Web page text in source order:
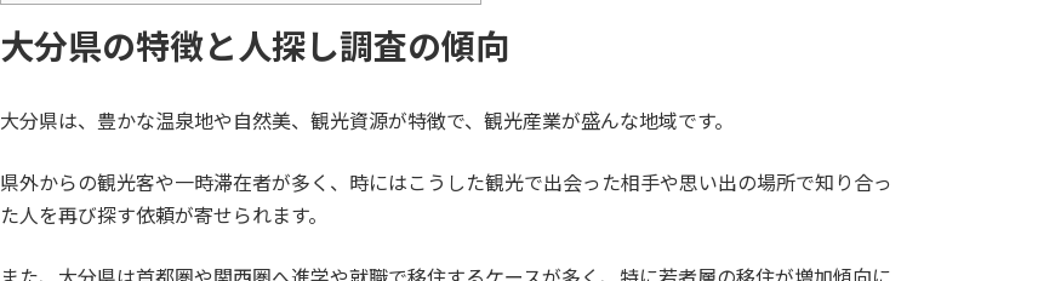
大分県の特徴と人探し調査の傾向
大分県は、豊かな温泉地や自然美、観光資源が特徴で、観光産業が盛んな地域です。
県外からの観光客や一時滞在者が多く、時にはこうした観光で出会った相手や思い出の場所で知り合っ
た人を再び探す依頼が寄せられます。